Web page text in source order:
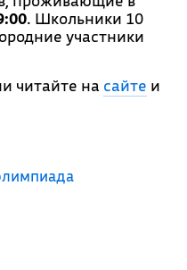
. Школьники 10
участники
читайте на сайте и